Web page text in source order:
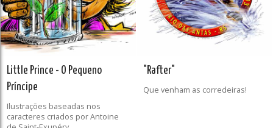
Little Prince - O Pequeno
Príncipe
Ilustrações baseadas nos
caracteres criados por Antoine
"Rafter"
Que venham as corredeiras!